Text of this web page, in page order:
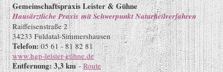
Gemeinschaftspraxis Leister & Gühne
Hausärztliche Praxis mit Schwerpunkt Naturheilverfahren
Raiffeisenstraße 2
34233 Fuldatal-Simmershausen
Telefon:05 61 - 81 82 81
www.hgp-leister-gühne.de
Entfernung: 3,3 km-Route